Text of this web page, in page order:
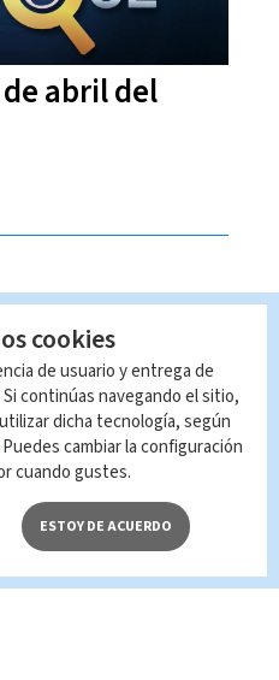
abril del
cookies
de usuario y entrega de
continúas navegando el sitio,
dicha tecnología, según
Puedes cambiar la configuración
cuando gustes.
ESTOY DE ACUERDO